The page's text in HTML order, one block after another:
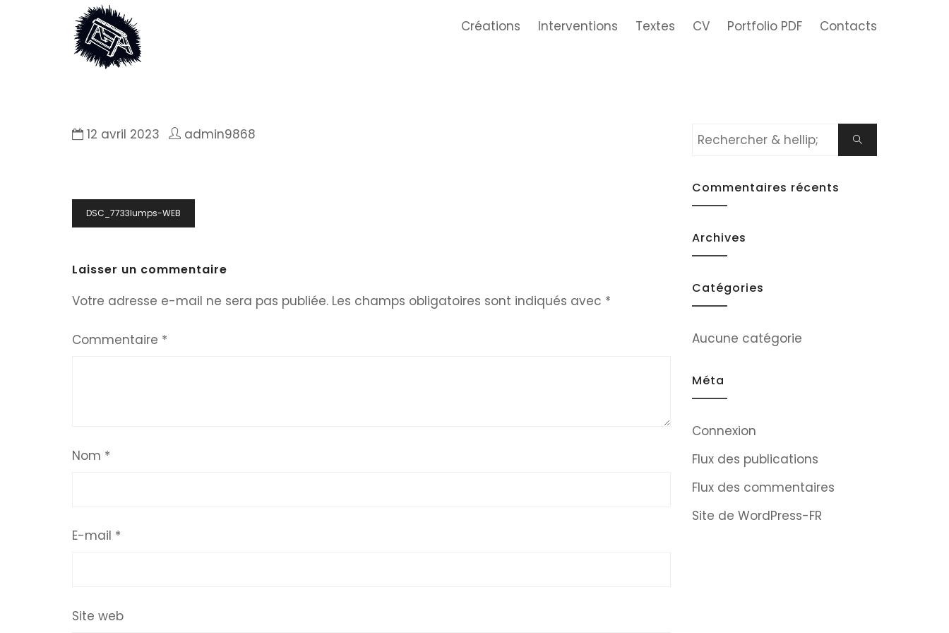
Créations Interventions Textes CV Portfolio PDF Contacts
12 avril 2023 admin9868
Navigation
de
DSC_7733lumps-WEB
Laisser un commentaire
Votre adresse e-mail ne sera pas publiée. Les champs obligatoires sont indiqués avec *
Commentaire *
Nom *
E-mail *
Site web
Rechercher: Chercher
Commentaires récents
Archives
Catégories
Aucune catégorie
Méta
Connexion
Flux des publications
Flux des commentaires
Site de WordPress-FR